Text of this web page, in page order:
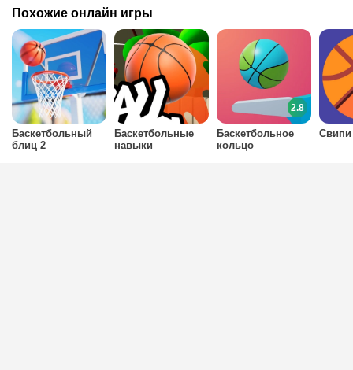
Похожие онлайн игры
Баскетбольный
блиц 2
Баскетбольные
навыки
Баскетбольное
кольцо
2.8
Свипи